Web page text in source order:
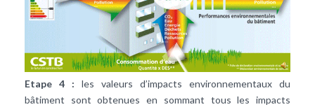
Etape 4 : les valeurs d’impacts environnementaux du
bâtiment sont obtenues en sommant tous les impacts